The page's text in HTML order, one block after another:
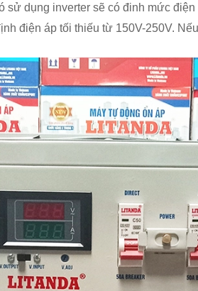
sử dụng inverter sẽ có đinh mức điện
điện áp tối thiếu từ 150V-250V.